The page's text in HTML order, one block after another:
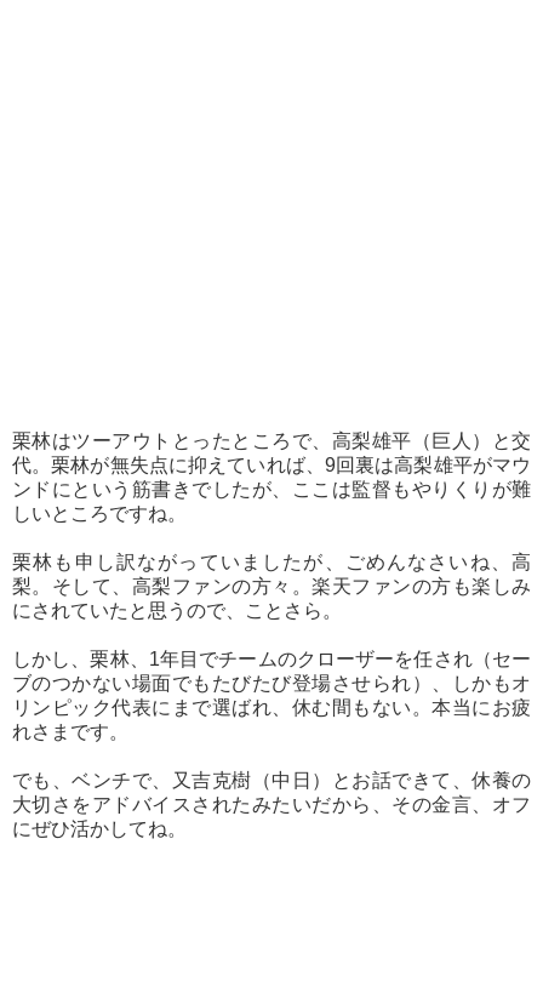
栗林はツーアウトとったところで、高梨雄平（巨人）と交
代。栗林が無失点に抑えていれば、9回裏は高梨雄平がマウ
ンドにという筋書きでしたが、ここは監督もやりくりが難
しいところですね。
栗林も申し訳ながっていましたが、ごめんなさいね、高
梨。そして、高梨ファンの方々。楽天ファンの方も楽しみ
にされていたと思うので、ことさら。
しかし、栗林、1年目でチームのクローザーを任され（セー
ブのつかない場面でもたびたび登場させられ）、しかもオ
リンピック代表にまで選ばれ、休む間もない。本当にお疲
れさまです。
でも、ベンチで、又吉克樹（中日）とお話できて、休養の
大切さをアドバイスされたみたいだから、その金言、オフ
にぜひ活かしてね。